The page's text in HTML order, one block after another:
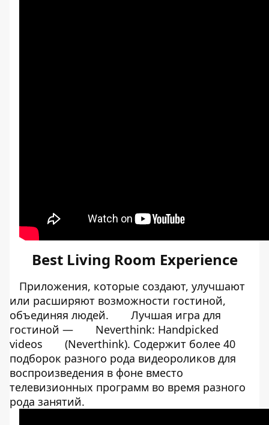
Best Living Room Experience
Приложения, которые создают, улучшают
или расширяют возможности гостиной,
объединяя людей.
Лучшая игра для
гостиной —
Neverthink: Handpicked
videos
(Neverthink). Содержит более 40
подборок разного рода видеороликов для
воспроизведения в фоне вместо
телевизионных программ во время разного
рода занятий.